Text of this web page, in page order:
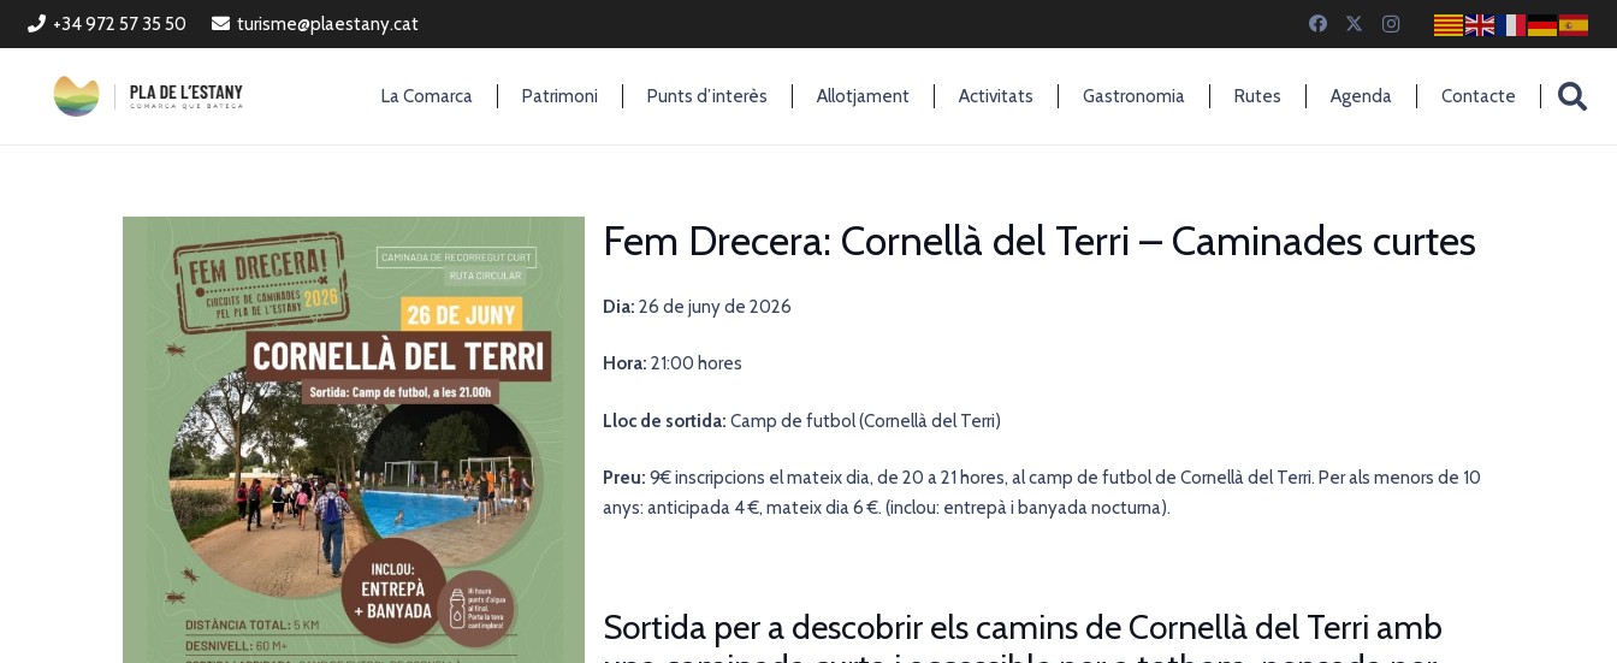
+34 972 57 35 50 turisme@plaestany.cat
La Comarca Patrimoni Punts d’interès Allotjament Activitats Gastronomia Rutes Agenda Contacte
Fem Drecera: Cornellà del Terri – Caminades curtes
Dia: 26 de juny de 2026
Hora: 21:00 hores
Lloc de sortida: Camp de futbol (Cornellà del Terri)
Preu: 9€ inscripcions el mateix dia, de 20 a 21 hores, al camp de futbol de Cornellà del Terri. Per als menors de 10
anys: anticipada 4 €, mateix dia 6 €. (inclou: entrepà i banyada nocturna).
Sortida per a descobrir els camins de Cornellà del Terri amb